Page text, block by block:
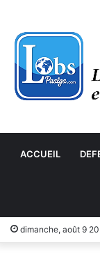
ACCUEIL
dimanche, août 9